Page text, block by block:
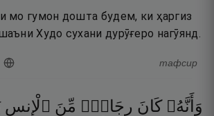
мо гумон дошта будем, ки ҳаргиз
Худо сухани дурӯғеро нагӯянд.
тафсир
وَأَنَّهُۥ كَانَ رِجَالٌۭ مِّنَ ٱلْإِنسِ